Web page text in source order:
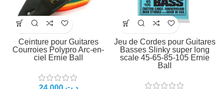
Ceinture pour Guitares
Courroies Polypro Arc-en-
ciel Ernie Ball
Jeu de Cordes pour Guitares
Basses Slinky super long
scale 45-65-85-105 Ernie
Ball